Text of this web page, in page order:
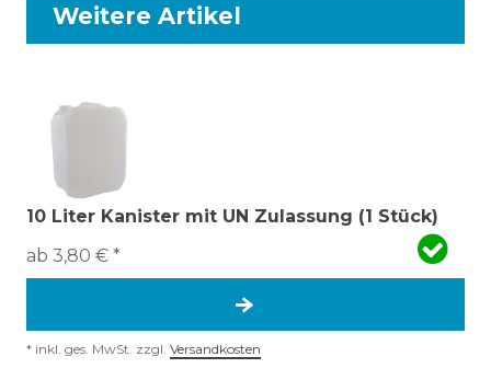
Weitere Artikel
10 Liter Kanister mit UN Zulassung (1 Stück)
ab 3,80 € *
* inkl. ges. MwSt. zzgl. Versandkosten